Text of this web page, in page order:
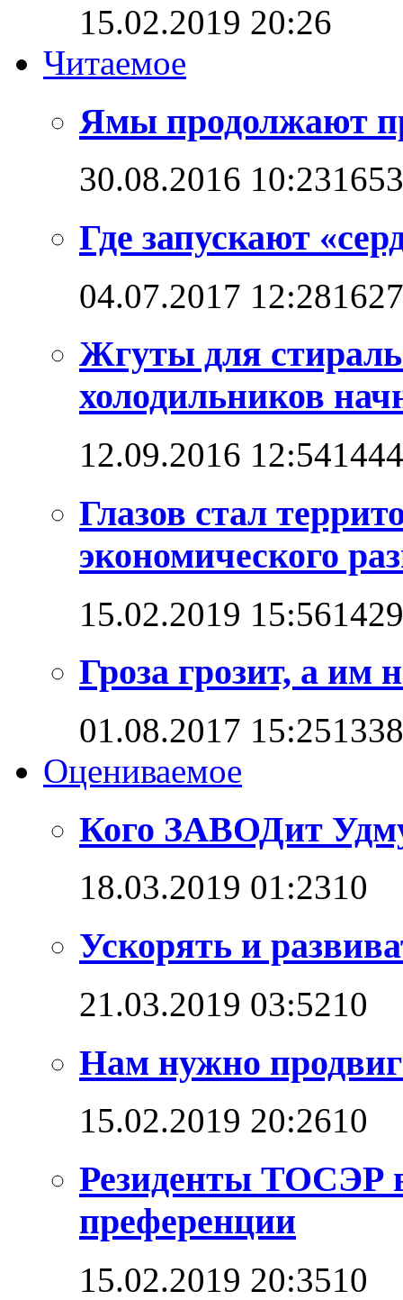
15.02.2019 20:26
Читаемое
Ямы продолжают
30.08.2016 10:23
Где запускают
04.07.2017 12:28
Жгуты для
холодильников
12.09.2016 12:54
Глазов стал
экономического
15.02.2019 15:56
Гроза грозит, а им
01.08.2017 15:25
Оцениваемое
Кого ЗАВОДит
18.03.2019 01:2310
Ускорять и
21.03.2019 03:5210
Нам нужно
15.02.2019 20:2610
Резиденты ТОСЭР
преференции
15.02.2019 20:3510